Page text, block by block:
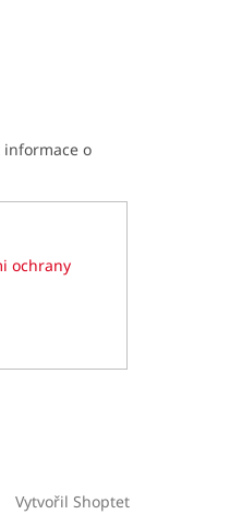
informace o
ochrany
Vytvořil Shoptet